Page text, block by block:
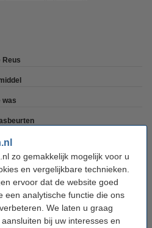
zo gemakkelijk mogelijk voor u
en vergelijkbare technieken.
ervoor dat de website goed
een analytische functie die ons
We laten u graag
bij uw interesses en
Reus
was